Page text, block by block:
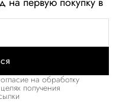
на обработку
получения